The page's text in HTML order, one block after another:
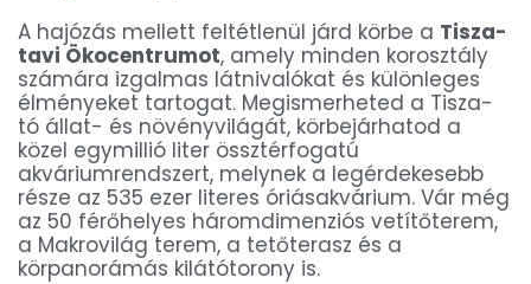
A hajózás mellett feltétlenül járd körbe a Tisza-
tavi Ökocentrumot, amely minden korosztály
számára izgalmas látnivalókat és különleges
élményeket tartogat. Megismerheted a Tisza-
tó állat- és növényvilágát, körbejárhatod a
közel egymillió liter össztérfogatú
akváriumrendszert, melynek a legérdekesebb
része az 535 ezer literes óriásakvárium. Vár még
az 50 férőhelyes háromdimenziós vetítőterem,
a Makrovilág terem, a tetőterasz és a
körpanorámás kilátótorony is.